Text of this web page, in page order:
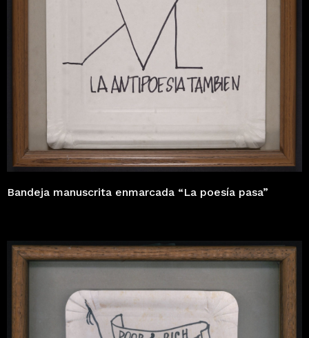
Bandeja manuscrita enmarcada “La poesía pasa”